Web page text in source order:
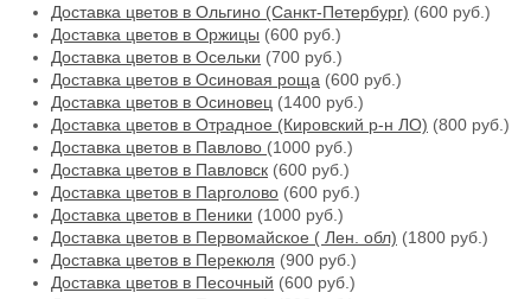
Доставка цветов в Ольгино (Санкт-Петербург) (600 руб.)
Доставка цветов в Оржицы (600 руб.)
Доставка цветов в Осельки (700 руб.)
Доставка цветов в Осиновая роща (600 руб.)
Доставка цветов в Осиновец (1400 руб.)
Доставка цветов в Отрадное (Кировский р-н ЛО) (800 руб.)
Доставка цветов в Павлово (1000 руб.)
Доставка цветов в Павловск (600 руб.)
Доставка цветов в Парголово (600 руб.)
Доставка цветов в Пеники (1000 руб.)
Доставка цветов в Первомайское ( Лен. обл) (1800 руб.)
Доставка цветов в Перекюля (900 руб.)
Доставка цветов в Песочный (600 руб.)